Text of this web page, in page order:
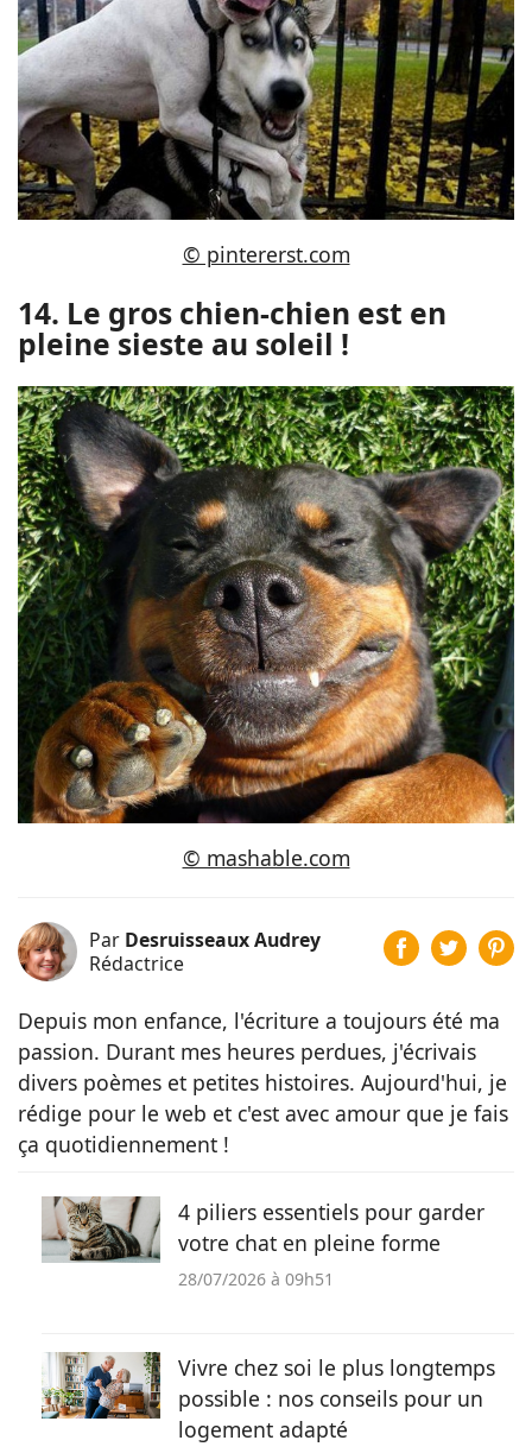
© pintererst.com
14. Le gros chien-chien est en
pleine sieste au soleil !
© mashable.com
Par Desruisseaux Audrey
Rédactrice
Depuis mon enfance, l'écriture a toujours été ma
passion. Durant mes heures perdues, j'écrivais
divers poèmes et petites histoires. Aujourd'hui, je
rédige pour le web et c'est avec amour que je fais
ça quotidiennement !
4 piliers essentiels pour garder
votre chat en pleine forme
28/07/2026 à 09h51
Vivre chez soi le plus longtemps
possible : nos conseils pour un
logement adapté